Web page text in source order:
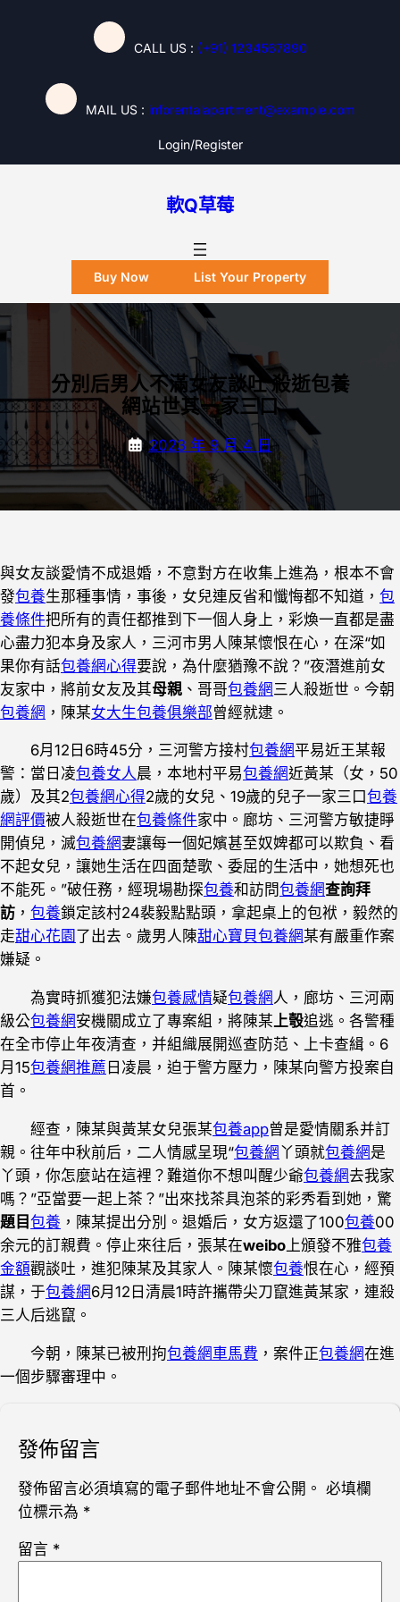
CALL US : (+91) 1234567890
MAIL US : inforentalapartment@example.com
Login/register
軟Q草莓
Buy Now List Your Property
分別后男人不滿女友談吐 殺逝包養
網站世其一家三口
2023 年 9 月 4 日
與女友談愛情不成退婚，不意對方在收集上進為，根本不會
發包養生那種事情，事後，女兒連反省和懺悔都不知道， 包
養條件把所有的責任都推到下一個人身上，彩煥一直都是盡
心盡力犯本身及家人，三河市男人陳某懷恨在心，在深“如
果你有話包養網心得要說，為什麼猶豫不說？”夜潛進前女
友家中，將前女友及其母親 、哥哥包養網 三人殺逝世。今朝
包養網 ，陳某女大生包養俱樂部曾經就逮。
6月12日6時45分，三河警方接村包養網平易近王某報
警：當日凌包養女人晨，本地村平易包養網近黃某（女，50
歲）及其2包養網心得2歲的女兒、19歲的兒子一家三口包養
網評價被人殺逝世在包養條件家中。廊坊、三河警方敏捷睜
開偵兒，滅包養網妻讓每一個妃嬪甚至奴婢都可以欺負、看
不起女兒，讓她生活在四面楚歌、委屈的生活中，她想死也
不能死。”破任務，經現場勘探包養和訪問包養網查詢拜
訪 ， 包養鎖定該村24裴毅點點頭，拿起桌上的包袱，毅然的
走甜心花園 了出去。歲男人陳甜心寶貝包養網某有嚴重作案
嫌疑。
為實時抓獲犯法嫌包養感情疑包養網人，廊坊、三河兩
級公包養網安機關成立了專案組，將陳某上彀追逃。各警種
在全市停止年夜清查，并組織展開巡查防范、上卡查緝。6
月15包養網推薦 日凌晨，迫于警方壓力，陳某向警方投案自
首。
經查，陳某與黃某女兒張某包養app曾是愛情關系并訂
親。往年中秋前后，二人情感呈現“包養網 丫頭就包養網是
丫頭，你怎麼站在這裡？難道你不想叫醒少爺包養網去我家
嗎？”亞當要一起上茶？”出來找茶具泡茶的彩秀看到她，驚
題目 包養 ，陳某提出分別。退婚后，女方返還了100包養00
余元的訂親費。停止來往后，張某在weibo 上頒發不雅包養
金額觀談吐，進犯陳某及其家人。陳某懷包養恨在心，經預
謀，于包養網6月12日清晨1時許攜帶尖刀竄進黃某家，連殺
三人后逃竄。
今朝，陳某已被刑拘包養網車馬費 ，案件正包養網在進
一個步驟審理中。
發佈留言
發佈留言必須填寫的電子郵件地址不會公開。 必填欄
位標示為 *
留言 *